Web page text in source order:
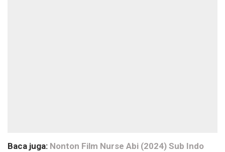
Baca juga: Nonton Film Nurse Abi (2024) Sub Indo